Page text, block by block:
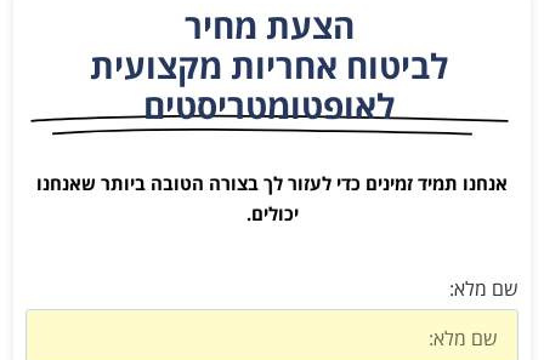
הצעת מחיר
לביטוח אחריות מקצועית
לאופטומטריסטים
אנחנו תמיד זמינים כדי לעזור לך בצורה הטובה ביותר שאנחנו
יכולים.
שם מלא: